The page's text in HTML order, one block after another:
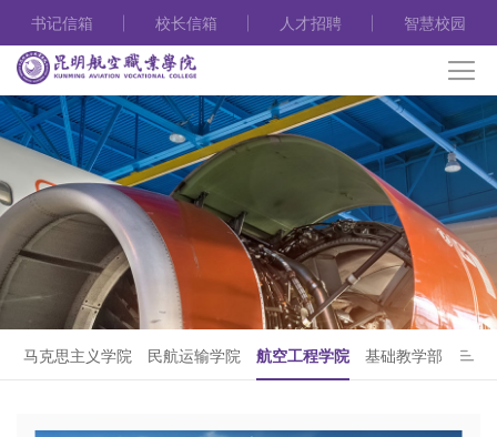
书记信箱 校长信箱 人才招聘 智慧校园
马克思主义学院 民航运输学院 航空工程学院 基础教学部